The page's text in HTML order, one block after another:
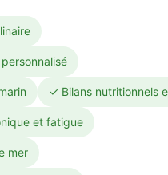
✓ Bilans nutritionnels
et fatigue
mer